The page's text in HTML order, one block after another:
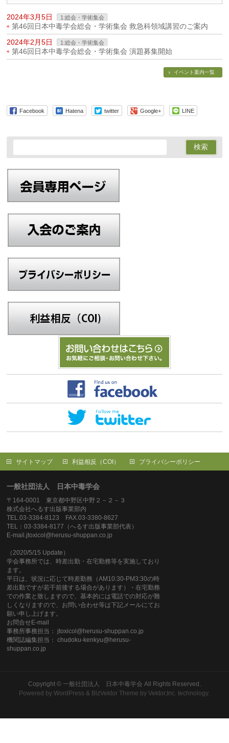
2024年3月5日 1:総会・学術集会
第46回日本中毒学会総会・学術集会 救急科領域講習のご案内
2024年2月5日
1:総会・学術集会
第46回日本中毒学会総会・学術集会 演題募集開始
イベント案内一覧
Facebook Hatena twitter Google+ LINE
サイトマップ 利益相反（COI） プライバシーポリシー
一般社団法人 日本中毒学会
〒164-0001 東京都中野区中野２－２－３
株式会社へるす出版事業部内
TEL.03-3384-8123 FAX.03-3380-8627
TEL：03-3384-8177（へるす出版事業部代表）
E-mail.jtoxicol@herusu-shuppan.co.jp
（2020/5/15 Update）
学会事務所では、時差出勤・在宅勤務等を実施しており
ます。
平日は、状況に応じて時差勤務（AM10:30-PM3:30の時
差出勤ですが若干前後する場合があります）・在宅勤務
での作業と致しますので、基本的には電話での対応が難
しくなりますので、お問い合わせ等は下記メールにてお
願い申し上げます。
お問合せE-mail
事務所事務担当： jtoxicol@herusu-shuppan.co.jp
機関誌編集担当： chudoku-kenkyu@herusu-
shuppan.co.jp
Copyright © 一般社団法人 日本中毒学会 All Rights Reserved.
Powered byWordPress & BizVektor Theme byVektor,Inc. technology.